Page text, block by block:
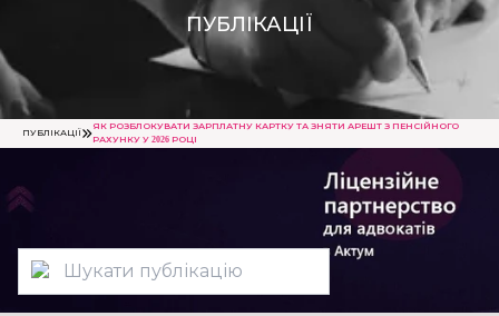
ПУБЛІКАЦІЇ
ПУБЛІКАЦІЇ
ЯК РОЗБЛОКУВАТИ ЗАРПЛАТНУ КАРТКУ ТА ЗНЯТИ АРЕШТ З ПЕНСІЙНОГО
РАХУНКУ У 2026 РОЦІ